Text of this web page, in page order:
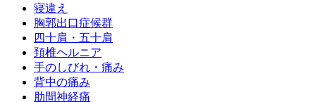
寝違え
胸郭出口症候群
四十肩・五十肩
頚椎ヘルニア
手のしびれ・痛み
背中の痛み
肋間神経痛